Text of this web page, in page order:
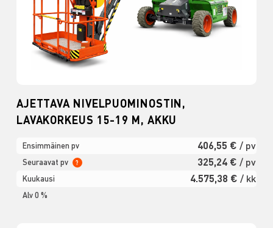
AJETTAVA NIVELPUOMINOSTIN,
LAVAKORKEUS 15-19 M, AKKU
Ensimmäinen pv 406,55 € / pv
Seuraavat pv ? 325,24 € / pv
Kuukausi 4.575,38 € / kk
Alv 0 %